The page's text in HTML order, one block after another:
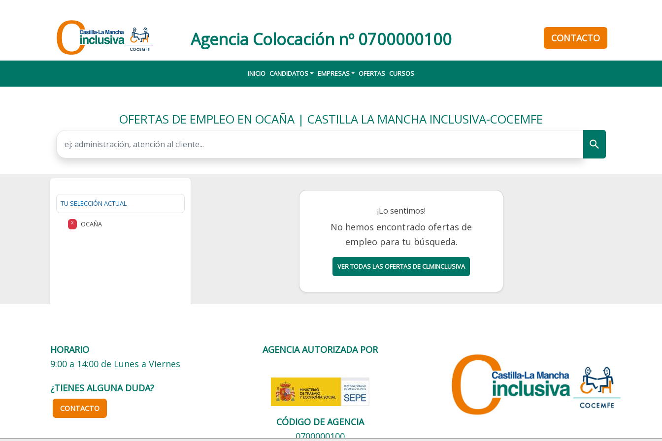
Agencia Colocación nº 0700000100 CONTACTO
INICIO CANDIDATOS EMPRESAS OFERTAS CURSOS
OFERTAS DE EMPLEO EN OCAÑA | CASTILLA LA MANCHA INCLUSIVA-COCEMFE
TU SELECCIÓN ACTUAL
X OCAÑA
¡Lo sentimos!
No hemos encontrado ofertas de
empleo para tu búsqueda.
VER TODAS LAS OFERTAS DE CLMINCLUSIVA
HORARIO
9:00 a 14:00 de Lunes a Viernes
¿TIENES ALGUNA DUDA?
CONTACTO
AGENCIA AUTORIZADA POR
CÓDIGO DE AGENCIA
0700000100